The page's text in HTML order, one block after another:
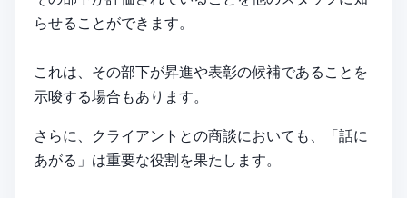
らせることができます。
これは、その部下が昇進や表彰の候補であることを
示唆する場合もあります。
さらに、クライアントとの商談においても、「話に
あがる」は重要な役割を果たします。